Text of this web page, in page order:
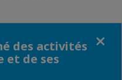
des activités
et de ses